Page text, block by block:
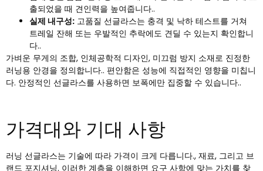
출되었을 때 견인력을 높여줍니다..
실제 내구성: 고품질 선글라스는 충격 및 낙하 테스트를 거쳐
트레일 잔해 또는 우발적인 추락에도 견딜 수 있는지 확인합니
다..
가벼운 무게의 조합, 인체공학적 디자인, 미끄럼 방지 소재로 진정한
러닝용 안경을 정의합니다.. 편안함은 성능에 직접적인 영향을 미칩니
다. 안정적인 선글라스를 사용하면 보폭에만 집중할 수 있습니다..
가격대와 기대 사항
러닝 선글라스는 기술에 따라 가격이 크게 다릅니다., 재료, 그리고 브
랜드 포지셔닝. 이러한 계층을 이해하면 요구 사항에 맞는 가치를 찾